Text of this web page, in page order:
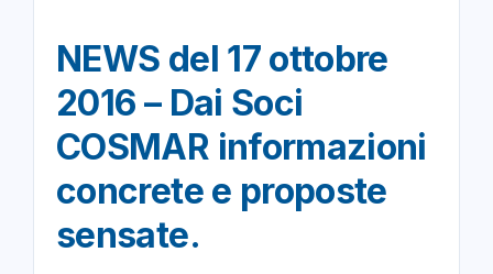
NEWS del 17 ottobre
2016 – Dai Soci
COSMAR informazioni
concrete e proposte
sensate.